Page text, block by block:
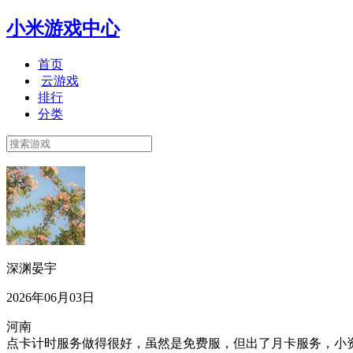
小米游戏中心
首页
云游戏
排行
分类
深渊晏宇
2026年06月03日
河南
点卡计时服务做得很好，虽然是免费服，但出了月卡服务，小